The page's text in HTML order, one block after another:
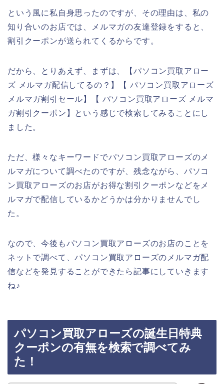
という風に私自身思ったのですが、その理由は、私の
知り合いのお店では、メルマガの友達登録をすると、
割引クーポンが送られてくるからです。
だから、とりあえず、まずは、【パソコン買取アロー
ズ メルマガ配信してるの？】【 パソコン買取アローズ
メルマガ割引セール】【 パソコン買取アローズ メルマ
ガ割引クーポン】という感じで検索してみることにし
ました。
ただ、様々なキーワードでパソコン買取アローズのメ
ルマガについて調べたのですが、残念ながら、パソコ
ン買取アローズのお店がお得な割引クーポンなどをメ
ルマガで配信しているかどうかは分かりませんでし
た。
なので、今後もパソコン買取アローズのお店のことを
ネットで調べて、パソコン買取アローズのメルマガ配
信などを発見することができたら記事にしていきます
ね♪
パソコン買取アローズの誕生日特典
クーポンの有無を検索で調べてみ
た！